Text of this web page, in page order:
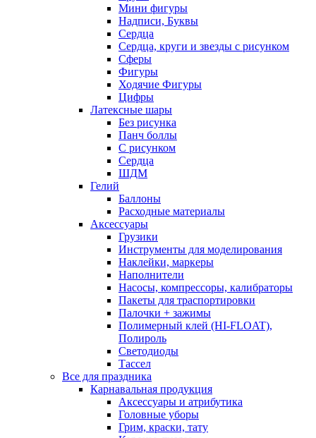
Мини фигуры
Надписи, Буквы
Сердца
Сердца, круги и звезды с рисунком
Сферы
Фигуры
Ходячие Фигуры
Цифры
Латексные шары
Без рисунка
Панч боллы
С рисунком
Сердца
ШДМ
Гелий
Баллоны
Расходные материалы
Аксессуары
Грузики
Инструменты для моделирования
Наклейки, маркеры
Наполнители
Насосы, компрессоры, калибраторы
Пакеты для траспортировки
Палочки + зажимы
Полимерный клей (HI-FLOAT),
Полироль
Светодиоды
Тассел
Все для праздника
Карнавальная продукция
Аксессуары и атрибутика
Головные уборы
Грим, краски, тату